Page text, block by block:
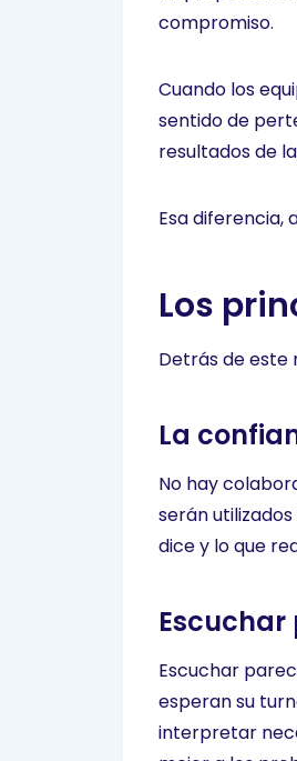
compromiso.
Cuando los
sentido de
resultados de
Esa diferencia,
Los
Detrás de este
La
No hay
serán
dice y lo que
Escuchar
esperan su
interpretar